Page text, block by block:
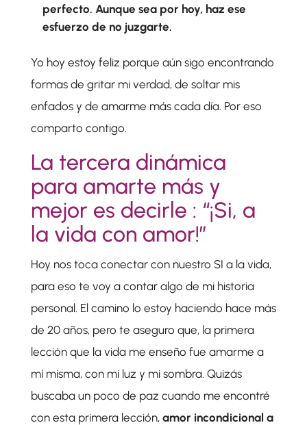
perfecto. Aunque sea por hoy, haz ese
esfuerzo de no juzgarte.
Yo hoy estoy feliz porque aún sigo encontrando
formas de gritar mi verdad, de soltar mis
enfados y de amarme más cada día. Por eso
comparto contigo.
La tercera dinámica
para amarte más y
mejor es decirle : “¡Si, a
la vida con amor!”
Hoy nos toca conectar con nuestro SI a la vida,
para eso te voy a contar algo de mi historia
personal. El camino lo estoy haciendo hace más
de 20 años, pero te aseguro que, la primera
lección que la vida me enseño fue amarme a
mí misma, con mi luz y mi sombra. Quizás
buscaba un poco de paz cuando me encontré
con esta primera lección, amor incondicional a